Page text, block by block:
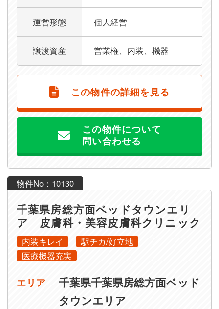
運営形態 個人経営
譲渡資産 営業権、内装、機器
この物件の詳細を見る
この物件について
問い合わせる
物件No：10130
千葉県房総方面ベッドタウンエリ
ア 皮膚科・美容皮膚科クリニック
内装キレイ
駅チカ/好立地
医療機器充実
エリア
千葉県千葉県房総方面ベッド
タウンエリア